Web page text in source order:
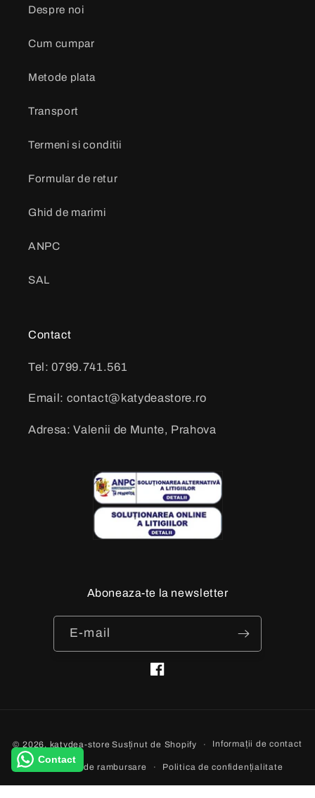
Despre noi
Cum cumpar
Metode plata
Transport
Termeni si conditii
Formular de retur
Ghid de marimi
ANPC
SAL
Contact
Tel: 0799.741.561
Email: contact@katydeastore.ro
Adresa: Valenii de Munte, Prahova
Aboneaza-te la newsletter
E-mail
Facebook
de
plată
© 2026, katydea-store Susținut de Shopify Informații de contact
Politica de rambursare Politica de confidențialitate
Contact